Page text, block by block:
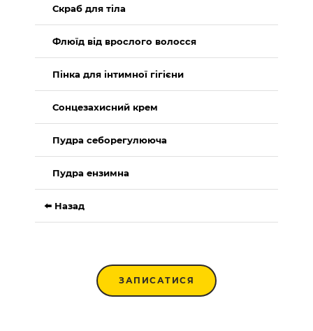
Скраб для тіла
Флюїд від врослого волосся
Пінка для інтимної гігієни
Сонцезахисний крем
Пудра себорегулююча
Пудра ензимна
⬅️ Назад
ЗАПИСАТИСЯ